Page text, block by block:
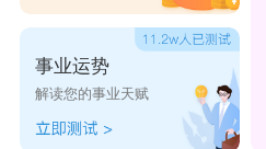
事业运势
解读您的事业天赋